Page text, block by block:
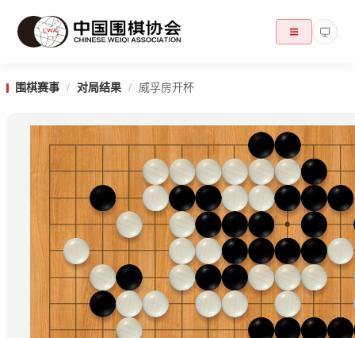
围棋赛事 / 对局结果 / 威孚房开杯